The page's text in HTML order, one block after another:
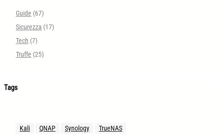
Guide (67)
Sicurezza (17)
Tech (7)
Truffe (25)
Tags
Kali QNAP Synology TrueNAS